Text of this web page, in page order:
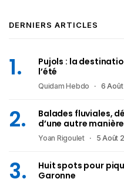
DERNIERS ARTICLES
Pujols : la
l’été
Quidam Hebdo 6
Balades fluviales,
d’une autre manière
Yoan Rigoulet 5 Août
Huit spots pour
Garonne